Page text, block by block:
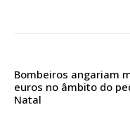
Bombeiros angariam
euros no âmbito do
Natal